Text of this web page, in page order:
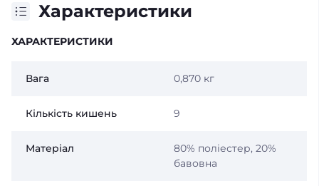
Характеристики
ХАРАКТЕРИСТИКИ
Вага 0,870 кг
Кількість кишень 9
Матеріал
80% поліестер, 20%
бавовна